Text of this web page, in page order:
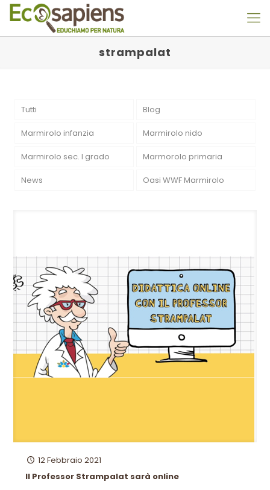
strampalat
Tutti Blog
Marmirolo infanzia Marmirolo nido
Marmirolo sec. I grado Marmorolo primaria
News Oasi WWF Marmirolo
12 Febbraio 2021
Il Professor Strampalat sarà online